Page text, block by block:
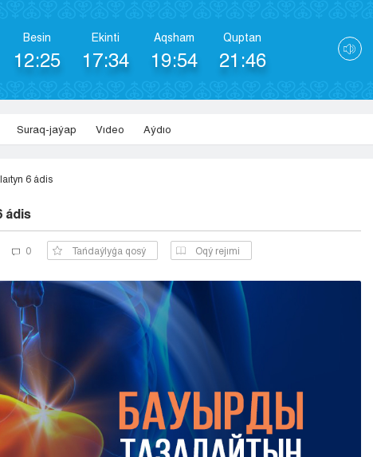
Besіn
12:25
Ekіntі
17:34
Aqsham
19:54
Quptan
21:46
Suraq-jaýap Vıdeo Aýdıo
6 ádis
ádis
0 Tańdaýlyǵa qosý Оqý rejımi